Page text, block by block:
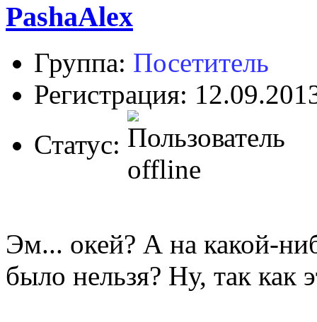
PashaAlex
Группа: Посетитель
Регистрация:
Статус:
Эм... окей? А на какой-
было нельзя? Ну, так как